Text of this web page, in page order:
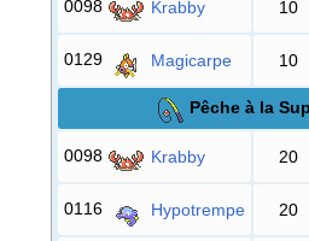
0098 Krabby 10
0129 Magicarpe 10
Pêche à la
0098 Krabby 20
0116 Hypotrempe 20